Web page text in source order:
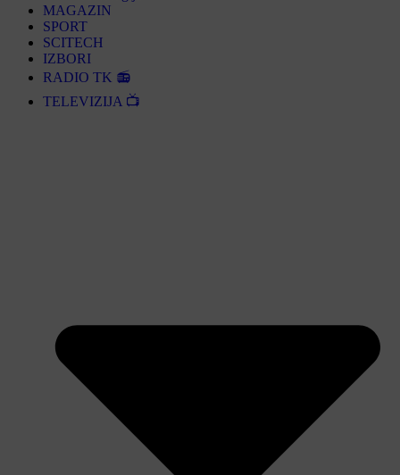
MAGAZIN
SPORT
SCITECH
IZBORI
RADIO TK 📻
TELEVIZIJA 📺